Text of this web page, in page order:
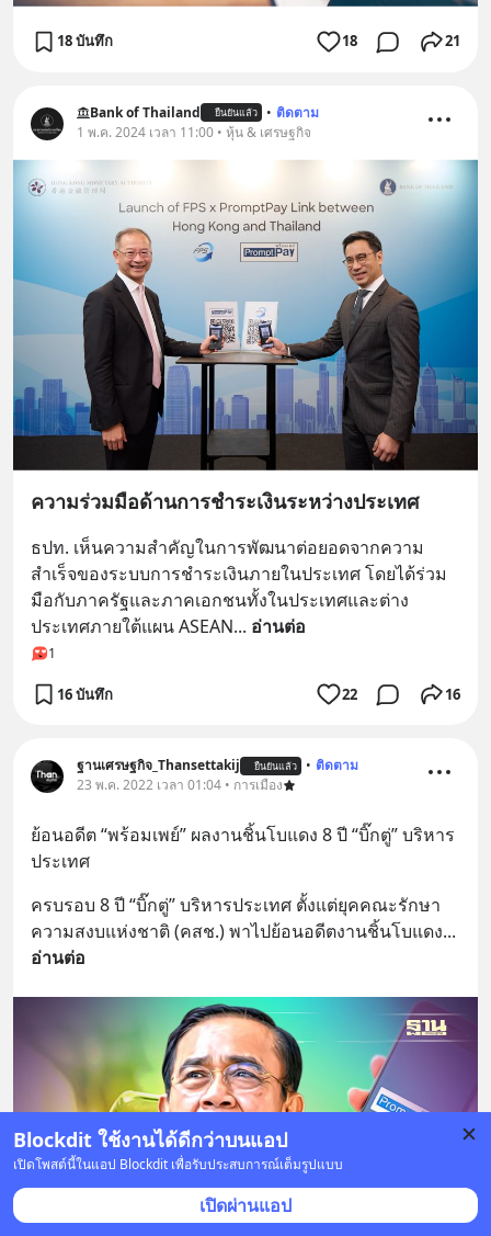
Blockdit ใช้งานได้ดีกว่าบนแอป
เปิดโพสต์นี้ในแอป Blockdit เพื่อรับประสบการณ์เต็มรูปแบบ
เปิดผ่านแอป
18 บันทึก 18 21
Bank of Thailand ยืนยันแล้ว • ติดตาม
1 พ.ค. 2024 เวลา 11:00 • หุ้น & เศรษฐกิจ
ความร่วมมือด้านการชำระเงินระหว่างประเทศ
ธปท. เห็นความสำคัญในการพัฒนาต่อยอดจากความ
สำเร็จของระบบการชำระเงินภายในประเทศ โดยได้ร่วม
มือกับภาครัฐและภาคเอกชนทั้งในประเทศและต่าง
ประเทศภายใต้แผน ASEAN... อ่านต่อ
1
16 บันทึก 22 16
ฐานเศรษฐกิจ_Thansettakij ยืนยันแล้ว • ติดตาม
23 พ.ค. 2022 เวลา 01:04 • การเมือง
ย้อนอดีต “พร้อมเพย์” ผลงานชิ้นโบแดง 8 ปี “บิ๊กตู่” บริหาร
ประเทศ
ครบรอบ 8 ปี “บิ๊กตู่” บริหารประเทศ ตั้งแต่ยุคคณะรักษา
ความสงบแห่งชาติ (คสช.) พาไปย้อนอดีตงานชิ้นโบแดง
อ่านต่อ